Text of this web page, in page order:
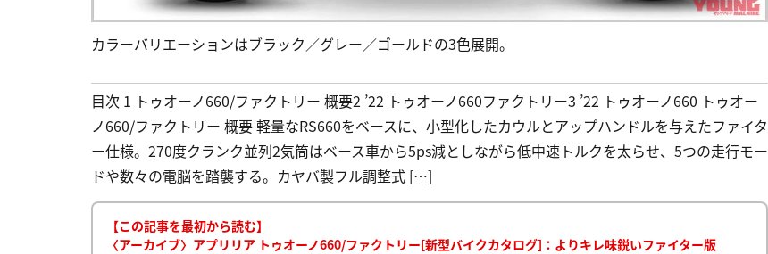
カラーバリエーションはブラック／グレー／ゴールドの3色展開。
目次 1 トゥオーノ660/ファクトリー 概要2 ’22 トゥオーノ660ファクトリー3 ’22 トゥオーノ660 トゥオー
ノ660/ファクトリー 概要 軽量なRS660をベースに、小型化したカウルとアップハンドルを与えたファイタ
ー仕様。270度クランク並列2気筒はベース車から5ps減としながら低中速トルクを太らせ、5つの走行モー
ドや数々の電脳を踏襲する。カヤバ製フル調整式 […]
【この記事を最初から読む】
〈アーカイブ〉アプリリア トゥオーノ660/ファクトリー[新型バイクカタログ]：よりキレ味鋭いファイター版